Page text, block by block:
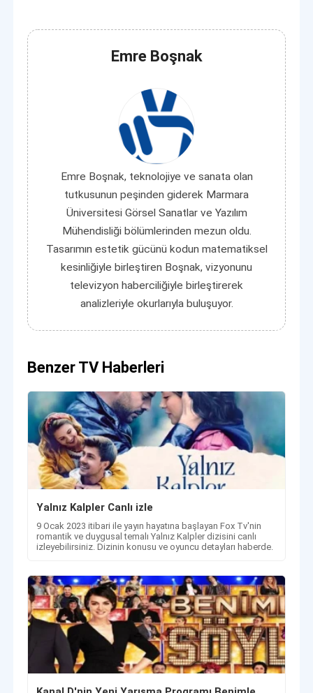
Emre Boşnak
Emre Boşnak, teknolojiye ve sanata olan
tutkusunun peşinden giderek Marmara
Üniversitesi Görsel Sanatlar ve Yazılım
Mühendisliği bölümlerinden mezun oldu.
Tasarımın estetik gücünü kodun matematiksel
kesinliğiyle birleştiren Boşnak, vizyonunu
televizyon haberciliğiyle birleştirerek
analizleriyle okurlarıyla buluşuyor.
Benzer TV Haberleri
Yalnız Kalpler Canlı izle
9 Ocak 2023 itibari ile yayın hayatına başlayan Fox Tv'nin
romantik ve duygusal temalı Yalnız Kalpler dizisini canlı
izleyebilirsiniz. Dizinin konusu ve oyuncu detayları haberde.